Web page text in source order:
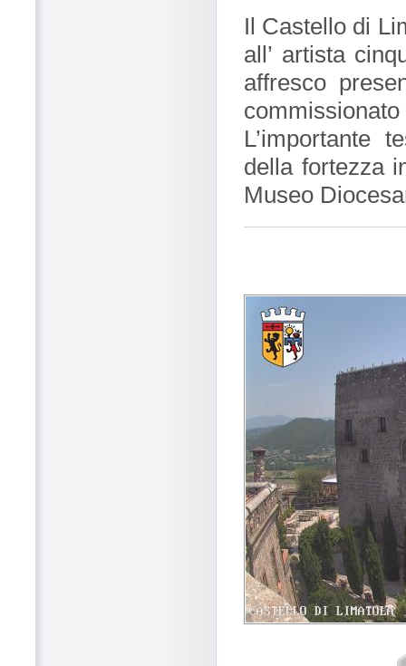
Il Castello di
all’ artista
affresco
L’importante
della fortezza
Museo